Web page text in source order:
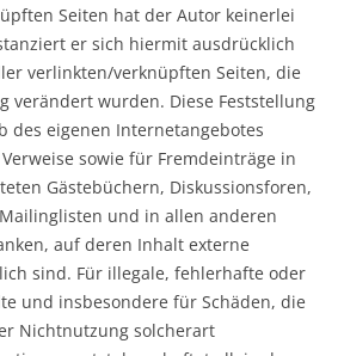
Seiten hat der Autor keinerlei
er sich hiermit ausdrücklich
verlinkten/verknüpften Seiten, die
verändert wurden. Diese Feststellung
des eigenen Internetangebotes
sowie für Fremdeinträge in
Gästebüchern, Diskussionsforen,
und in allen anderen
auf deren Inhalt externe
sind. Für illegale, fehlerhafte oder
und insbesondere für Schäden, die
Nichtnutzung solcherart